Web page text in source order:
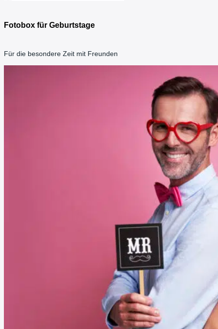
Fotobox für Geburtstage
Für die besondere Zeit mit Freunden